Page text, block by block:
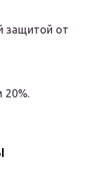
защитой от
20%.